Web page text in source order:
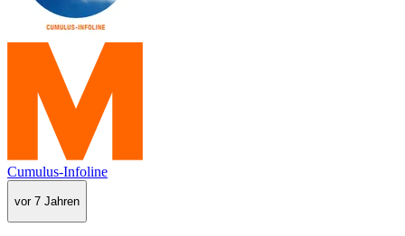
Cumulus-Infoline
vor 7 Jahren